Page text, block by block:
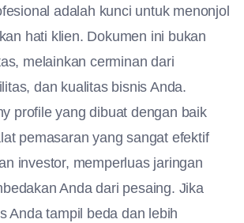
adalah kunci untuk menonjol
hati klien. Dokumen ini bukan
melainkan cerminan dari
dan kualitas bisnis Anda.
profile yang dibuat dengan baik
pemasaran yang sangat efektif
investor, memperluas jaringan
Anda dari pesaing. Jika
Anda tampil beda dan lebih